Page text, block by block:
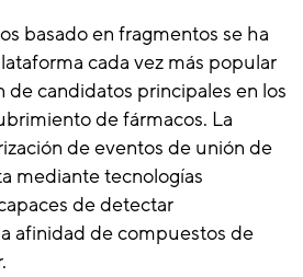
basado en fragmentos se ha
cada vez más popular
de candidatos principales en los
de fármacos. La
de eventos de unión de
mediante tecnologías
de detectar
afinidad de compuestos de